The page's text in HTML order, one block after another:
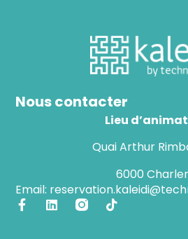
Nous contacter
Lieu
Quai Arthur
6000
Email: